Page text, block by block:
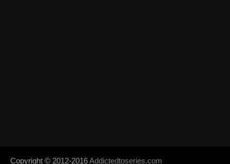
Copyright © 2012-2016Addictedtoseries.com